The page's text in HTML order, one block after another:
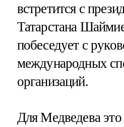
встретится с
Татарстана
побеседует с
международных
организаций.
Для Медведева это